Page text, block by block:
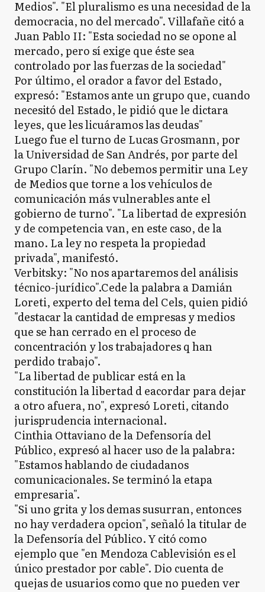
Medios". "El pluralismo es una necesidad de la
democracia, no del mercado". Villafañe citó a
Juan Pablo II: "Esta sociedad no se opone al
mercado, pero sí exige que éste sea
controlado por las fuerzas de la sociedad"
Por último, el orador a favor del Estado,
expresó: "Estamos ante un grupo que, cuando
necesitó del Estado, le pidió que le dictara
leyes, que les licuáramos las deudas"
Luego fue el turno de Lucas Grosmann, por
la Universidad de San Andrés, por parte del
Grupo Clarín. "No debemos permitir una Ley
de Medios que torne a los vehículos de
comunicación más vulnerables ante el
gobierno de turno". "La libertad de expresión
y de competencia van, en este caso, de la
mano. La ley no respeta la propiedad
privada", manifestó.
Verbitsky: "No nos apartaremos del análisis
técnico-jurídico".Cede la palabra a Damián
Loreti, experto del tema del Cels, quien pidió
"destacar la cantidad de empresas y medios
que se han cerrado en el proceso de
concentración y los trabajadores q han
perdido trabajo".
"La libertad de publicar está en la
constitución la libertad d eacordar para dejar
a otro afuera, no", expresó Loreti, citando
jurisprudencia internacional.
Cinthia Ottaviano de la Defensoría del
Público, expresó al hacer uso de la palabra:
"Estamos hablando de ciudadanos
comunicacionales. Se terminó la etapa
empresaria".
"Si uno grita y los demas susurran, entonces
no hay verdadera opcion", señaló la titular de
la Defensoría del Público. Y citó como
ejemplo que "en Mendoza Cablevisión es el
único prestador por cable". Dio cuenta de
quejas de usuarios como que no pueden ver